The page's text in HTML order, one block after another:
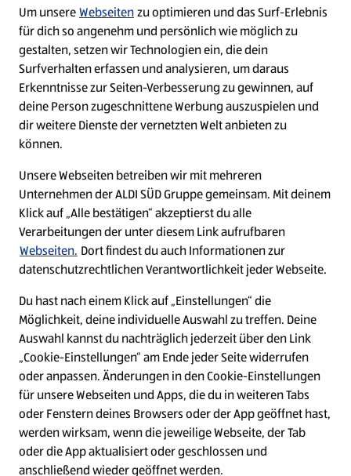
Leichte Sprache
Kontakt
W
i
r
d
a
u
f
W
i
r
d
a
u
f
W
i
r
d
a
u
f
W
i
r
d
a
Cookie - Liste
Datenschutz
Um unsereWebseitenzu optimieren und das Surf-Erlebnis
für dich so angenehm und persönlich wie möglich zu
gestalten, setzen wir Technologien ein, die dein
Surfverhalten erfassen und analysieren, um daraus
Erkenntnisse zur Seiten-Verbesserung zu gewinnen, auf
deine Person zugeschnittene Werbung auszuspielen und
dir weitere Dienste der vernetzten Welt anbieten zu
können.
Unsere Webseiten betreiben wir mit mehreren
Unternehmen der ALDI SÜD Gruppe gemeinsam. Mit deinem
Klick auf „Alle bestätigen“ akzeptierst du alle
Verarbeitungen der unter diesem Link aufrufbaren
Webseiten. Dort findest du auch Informationen zur
datenschutzrechtlichen Verantwortlichkeit jeder Webseite.
Du hast nach einem Klick auf „Einstellungen“ die
Möglichkeit, deine individuelle Auswahl zu treffen. Deine
Auswahl kannst du nachträglich jederzeit über den Link
„Cookie-Einstellungen“ am Ende jeder Seite widerrufen
oder anpassen. Änderungen in den Cookie-Einstellungen
für unsere Webseiten und Apps, die du in weiteren Tabs
oder Fenstern deines Browsers oder der App geöffnet hast,
werden wirksam, wenn die jeweilige Webseite, der Tab
oder die App aktualisiert oder geschlossen und
anschließend wieder geöffnet werden.